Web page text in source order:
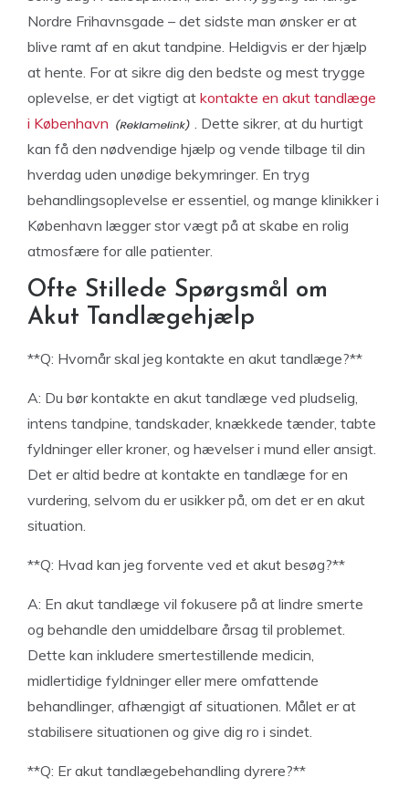
Nordre Frihavnsgade – det sidste man ønsker er at
blive ramt af en akut tandpine. Heldigvis er der hjælp
at hente. For at sikre dig den bedste og mest trygge
oplevelse, er det vigtigt at kontakte en akut tandlæge
i København
. Dette sikrer, at du hurtigt
kan få den nødvendige hjælp og vende tilbage til din
hverdag uden unødige bekymringer. En tryg
behandlingsoplevelse er essentiel, og mange klinikker i
København lægger stor vægt på at skabe en rolig
atmosfære for alle patienter.
Ofte Stillede Spørgsmål om
Akut Tandlægehjælp
**Q: Hvornår skal jeg kontakte en akut tandlæge?**
A: Du bør kontakte en akut tandlæge ved pludselig,
intens tandpine, tandskader, knækkede tænder, tabte
fyldninger eller kroner, og hævelser i mund eller ansigt.
Det er altid bedre at kontakte en tandlæge for en
vurdering, selvom du er usikker på, om det er en akut
situation.
**Q: Hvad kan jeg forvente ved et akut besøg?**
A: En akut tandlæge vil fokusere på at lindre smerte
og behandle den umiddelbare årsag til problemet.
Dette kan inkludere smertestillende medicin,
midlertidige fyldninger eller mere omfattende
behandlinger, afhængigt af situationen. Målet er at
stabilisere situationen og give dig ro i sindet.
**Q: Er akut tandlægebehandling dyrere?**